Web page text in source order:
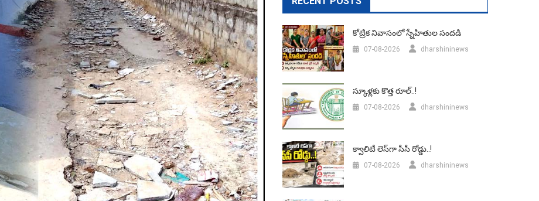
కోట్రిక నివాసంలో స్నేహితుల సందడి
07-08-2026 dharshininews
స్కూళ్లకు కొత్త రూల్..!
07-08-2026 dharshininews
క్వాలిటీ లెస్‌గా సీసీ రోడ్డు..!
07-08-2026 dharshininews